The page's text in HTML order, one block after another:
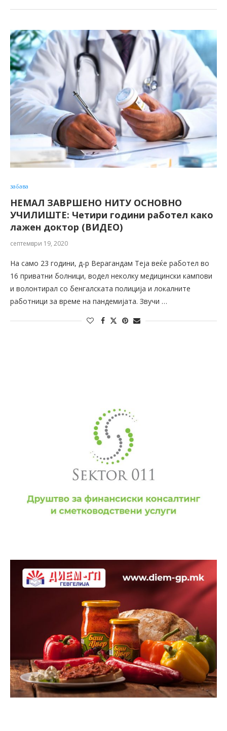
забава
НЕМАЛ ЗАВРШЕНО НИТУ ОСНОВНО
УЧИЛИШТЕ: Четири години работел како
лажен доктор (ВИДЕО)
септември 19, 2020
На само 23 години, д-р Верагандам Теја веќе работел во
16 приватни болници, водел неколку медицински кампови
и волонтирал со бенгалската полиција и локалните
работници за време на пандемијата. Звучи …